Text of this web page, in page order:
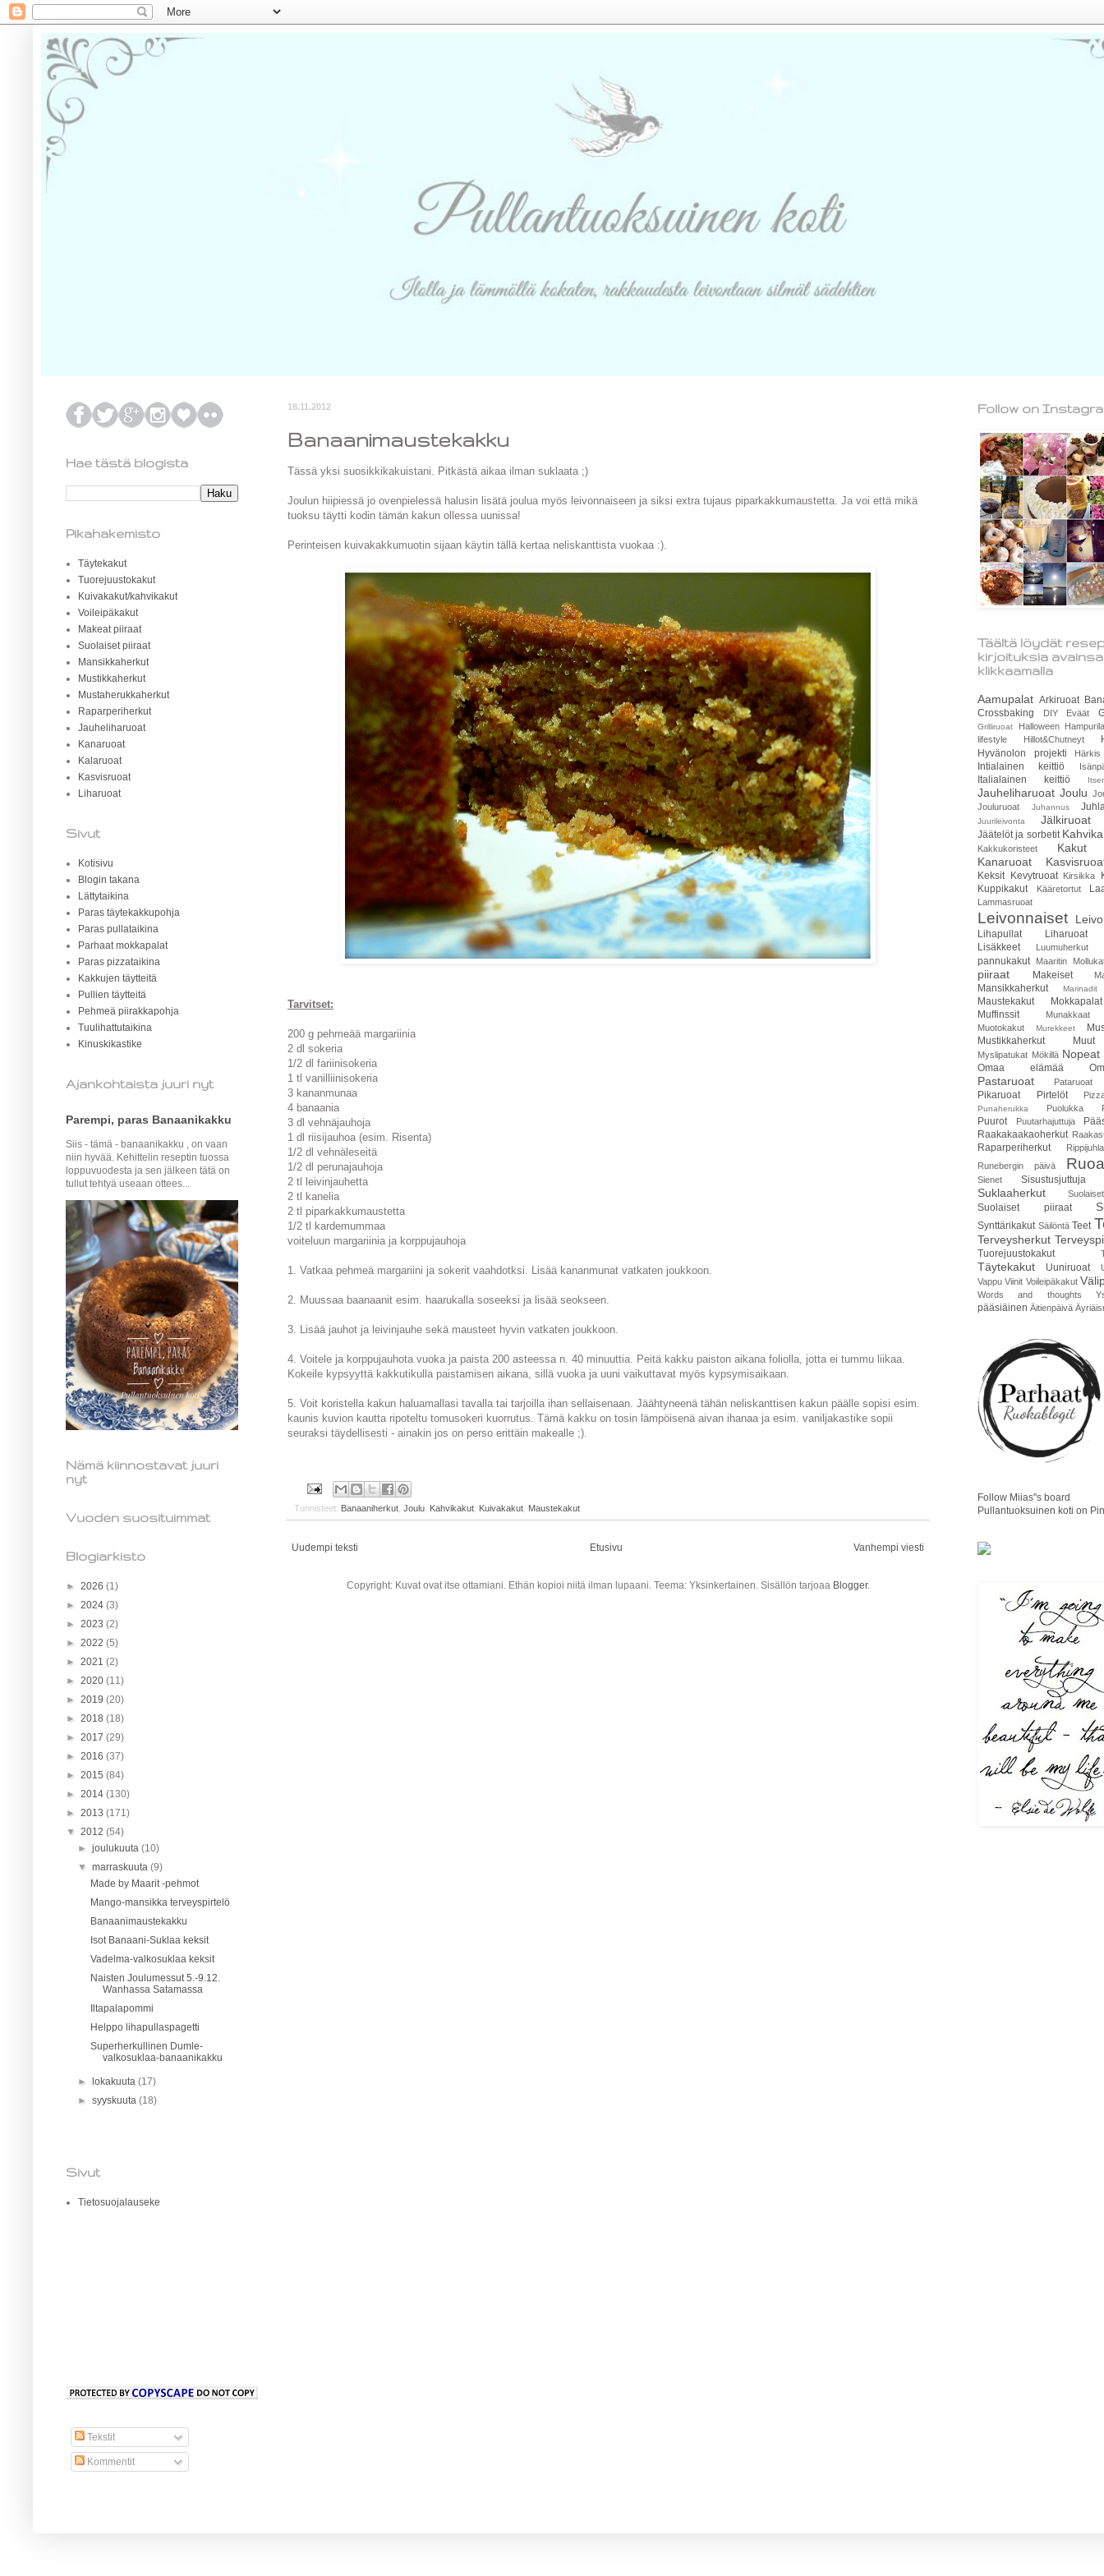
18.11.2012
Banaanimaustekakku
Tässä yksi suosikkikakuistani. Pitkästä aikaa ilman suklaata ;)
Joulun hiipiessä jo ovenpielessä halusin lisätä joulua myös leivonnaiseen ja siksi extra tujaus piparkakkumaustetta. Ja voi että mikä
tuoksu täytti kodin tämän kakun ollessa uunissa!
Perinteisen kuivakakkumuotin sijaan käytin tällä kertaa neliskanttista vuokaa :).
Tarvitset:
200 g pehmeää margariinia
2 dl sokeria
1/2 dl fariinisokeria
1 tl vanilliinisokeria
3 kananmunaa
4 banaania
3 dl vehnäjauhoja
1 dl riisijauhoa (esim. Risenta)
1/2 dl vehnäleseitä
1/2 dl perunajauhoja
2 tl leivinjauhetta
2 tl kanelia
2 tl piparkakkumaustetta
1/2 tl kardemummaa
voiteluun margariinia ja korppujauhoja
1. Vatkaa pehmeä margariini ja sokerit vaahdotksi. Lisää kananmunat vatkaten joukkoon.
2. Muussaa baanaanit esim. haarukalla soseeksi ja lisää seokseen.
3. Lisää jauhot ja leivinjauhe sekä mausteet hyvin vatkaten joukkoon.
4. Voitele ja korppujauhota vuoka ja paista 200 asteessa n. 40 minuuttia. Peitä kakku paiston aikana foliolla, jotta ei tummu liikaa.
Kokeile kypsyyttä kakkutikulla paistamisen aikana, sillä vuoka ja uuni vaikuttavat myös kypsymisaikaan.
5. Voit koristella kakun haluamallasi tavalla tai tarjoilla ihan sellaisenaan. Jäähtyneenä tähän neliskanttisen kakun päälle sopisi esim.
kaunis kuvion kautta ripoteltu tomusokeri kuorrutus. Tämä kakku on tosin lämpöisenä aivan ihanaa ja esim. vaniljakastike sopii
seuraksi täydellisesti - ainakin jos on perso erittäin makealle ;).
Tunnisteet: Banaaniherkut Joulu Kahvikakut Kuivakakut Maustekakut
Uudempi teksti Vanhempi viesti
Etusivu
Copyright: Kuvat ovat itse ottamiani. Ethän kopioi niitä ilman lupaani. Teema: Yksinkertainen. Sisällön tarjoaa Blogger.
Hae tästä blogista
Pikahakemisto
Täytekakut
Tuorejuustokakut
Kuivakakut/kahvikakut
Voileipäkakut
Makeat piiraat
Suolaiset piiraat
Mansikkaherkut
Mustikkaherkut
Mustaherukkaherkut
Raparperiherkut
Jauheliharuoat
Kanaruoat
Kalaruoat
Kasvisruoat
Liharuoat
Sivut
Kotisivu
Blogin takana
Lättytaikina
Paras täytekakkupohja
Paras pullataikina
Parhaat mokkapalat
Paras pizzataikina
Kakkujen täytteitä
Pullien täytteitä
Pehmeä piirakkapohja
Tuulihattutaikina
Kinuskikastike
Ajankohtaista juuri nyt
Parempi, paras Banaanikakku
Siis - tämä - banaanikakku , on vaan
niin hyvää. Kehittelin reseptin tuossa
loppuvuodesta ja sen jälkeen tätä on
tullut tehtyä useaan ottees...
Nämä kiinnostavat juuri
nyt
Vuoden suosituimmat
Blogiarkisto
► 2026 (1)
► 2024 (3)
► 2023 (2)
► 2022 (5)
► 2021 (2)
► 2020 (11)
► 2019 (20)
► 2018 (18)
► 2017 (29)
► 2016 (37)
► 2015 (84)
► 2014 (130)
► 2013 (171)
▼ 2012 (54)
►joulukuuta(10)
▼marraskuuta(9)
Made by Maarit -pehmot
Mango-mansikka terveyspirtelö
Banaanimaustekakku
Isot Banaani-Suklaa keksit
Vadelma-valkosuklaa keksit
Naisten Joulumessut 5.-9.12.
Wanhassa Satamassa
Iltapalapommi
Helppo lihapullaspagetti
Superherkullinen Dumle-
valkosuklaa-banaanikakku
► lokakuuta(17)
►syyskuuta(18)
Follow on
Täältä löydät
kirjoituksia
klikkaamalla
Aamupalat Arkiruoat
Crossbaking
DIY Eväät
Grilliruoat Halloween
lifestyle
Hillot&Chutneyt
Hyvänolon projekti
Härkis
Intialainen keittiö
Italialainen keittiö
Jauheliharuoat Joulu
Jouluruoat
Juhannus
Juurileivonta Jälkiruoat
Jäätelöt ja sorbetit
Kakkukoristeet
Kakut
Kanaruoat
Keksit Kevytruoat Kirsikka
Kuppikakut
Kääretortut
Lammasruoat
Leivonnaiset
Lihapullat
Liharuoat
Lisäkkeet
Luumuherkut
pannukakut Maaritin
piiraat Makeiset
Mansikkaherkut Marinadit
Maustekakut
Mokkapalat
Muffinssit
Munakkaat
Muotokakut
Murekkeet
Mustikkaherkut
Myslipatukat Mökillä
Omaa elämää
Pastaruoat Pataruoat
Pikaruoat Pirtelöt
Punaherukka Puolukka
Puurot Puutarhajuttuja
Raakakaakaoherkut
Raparperiherkut
Runebergin päivä
Sienet Sisustusjuttuja
Suklaaherkut
Suolaiset piiraat
Synttärikakut Säilöntä Teet
Terveysherkut
Tuorejuustokakut
Täytekakut Uuniruoat
Vappu Viinit Voileipäkakut
Words and thoughts
pääsiäinen Äitienpäivä
Follow Miias''s board
Pullantuoksuinen koti on
Sivut
Tietosuojalauseke
Tekstit
Kommentit